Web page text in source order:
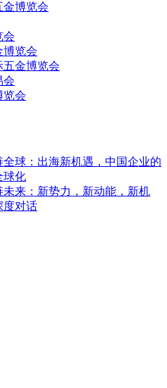
金博览会
会
博览会
金博览会
会
览会
球：出海新机遇，中国企业的
球化
来：新势力，新动能，新机
度对话